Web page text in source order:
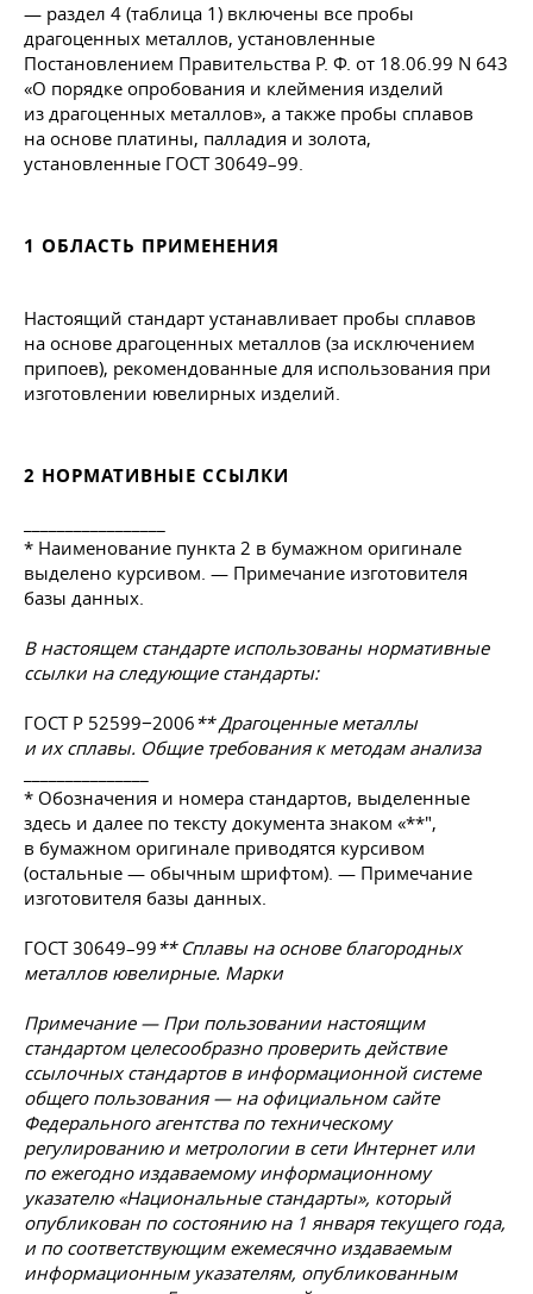
— раздел 4 (таблица 1) включены все пробы
драгоценных металлов, установленные
Постановлением Правительства Р. Ф. от 18.06.99 N 643
«О порядке опробования и клеймения изделий
из драгоценных металлов», а также пробы сплавов
на основе платины, палладия и золота,
установленные ГОСТ 30649–99.
1 ОБЛАСТЬ ПРИМЕНЕНИЯ
Настоящий стандарт устанавливает пробы сплавов
на основе драгоценных металлов (за исключением
припоев), рекомендованные для использования при
изготовлении ювелирных изделий.
2 НОРМАТИВНЫЕ ССЫЛКИ
* Наименование пункта 2 в бумажном оригинале
выделено курсивом. — Примечание изготовителя
базы данных.
В настоящем стандарте использованы нормативные
ссылки на следующие стандарты:
ГОСТ Р 52599−2006** Драгоценные металлы
и их сплавы. Общие требования к методам анализа
* Обозначения и номера стандартов, выделенные
здесь и далее по тексту документа знаком «**",
в бумажном оригинале приводятся курсивом
(остальные — обычным шрифтом). — Примечание
изготовителя базы данных.
ГОСТ 30649–99** Сплавы на основе благородных
металлов ювелирные. Марки
Примечание — При пользовании настоящим
стандартом целесообразно проверить действие
ссылочных стандартов в информационной системе
общего пользования — на официальном сайте
Федерального агентства по техническому
регулированию и метрологии в сети Интернет или
по ежегодно издаваемому информационному
указателю «Национальные стандарты», который
опубликован по состоянию на 1 января текущего года,
и по соответствующим ежемесячно издаваемым
информационным указателям, опубликованным